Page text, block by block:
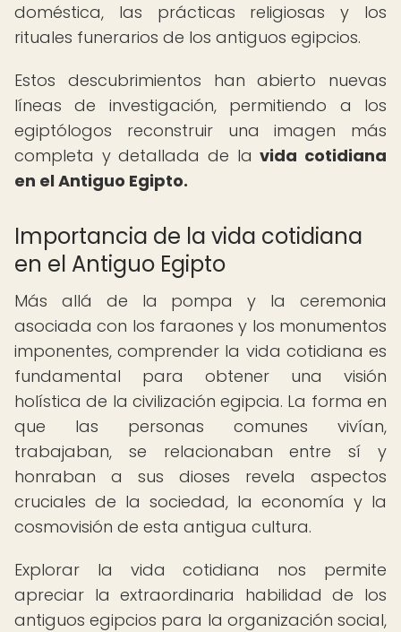
doméstica, las prácticas religiosas y los
rituales funerarios de los antiguos egipcios.
Estos descubrimientos han abierto nuevas
líneas de investigación, permitiendo a los
egiptólogos reconstruir una imagen más
completa y detallada de lavida cotidiana
en el Antiguo Egipto.
Importancia de la vida cotidiana
en el Antiguo Egipto
Más allá de la pompa y la ceremonia
asociada con los faraones y los monumentos
imponentes, comprender la vida cotidiana es
fundamental para obtener una visión
holística de la civilización egipcia. La forma en
que las personas comunes vivían,
trabajaban, se relacionaban entre sí y
honraban a sus dioses revela aspectos
cruciales de la sociedad, la economía y la
cosmovisión de esta antigua cultura.
Explorar la vida cotidiana nos permite
apreciar la extraordinaria habilidad de los
antiguos egipcios para la organización social,